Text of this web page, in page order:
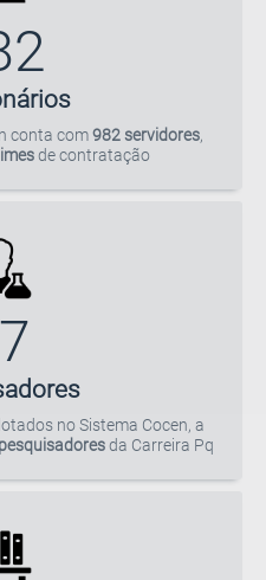
conta com982 servidores,
de contratação
no Sistema Cocen, a
da Carreira Pq